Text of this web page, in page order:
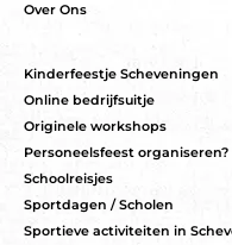
Over Ons
Kinderfeestje Scheveningen
Online bedrijfsuitje
Originele workshops
Personeelsfeest organiseren?
Schoolreisjes
Sportdagen / Scholen
Sportieve activiteiten in